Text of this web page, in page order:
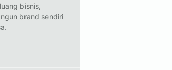
bisnis,
brand sendiri